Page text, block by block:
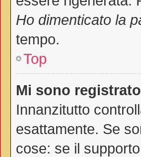
Ho dimenticato la
tempo.
Top
Mi sono
Innanzitutto
esattamente. Se
cose: se il